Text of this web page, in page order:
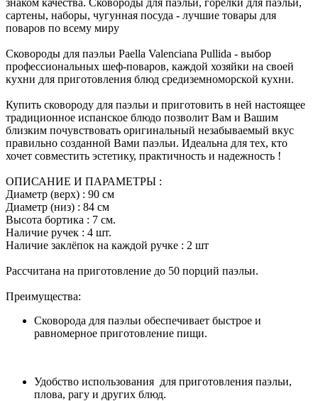
сартены, наборы, чугунная посуда - лучшие товары для
поваров по всему миру
Сковороды для паэльи Paella Valenciana Pullida - выбор
профессиональных шеф-поваров, каждой хозяйки на своей
кухни для приготовления блюд средиземноморской кухни.
Купить сковороду для паэльи и приготовить в ней настоящее
традиционное испанское блюдо позволит Вам и Вашим
близким почувствовать оригинальный незабываемый вкус
правильно созданной Вами паэльи. Идеальна для тех, кто
хочет совместить эстетику, практичность и надежность !
ОПИСАНИЕ И ПАРАМЕТРЫ :
Диаметр (верх) : 90 см
Диаметр (низ) : 84 см
Высота бортика : 7 см.
Наличие ручек : 4 шт.
Наличие заклёпок на каждой ручке : 2 шт
Рассчитана на приготовление до 50 порций паэльи.
Преимущества:
Сковорода для паэльи обеспечивает быстрое и
равномерное приготовление пищи.
Удобство использования для приготовления паэльи,
плова, рагу и других блюд.